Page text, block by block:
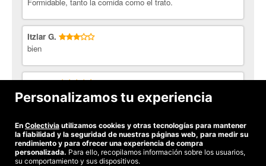
Formidable, tanto la comida como el trato.
Itziar G.
bien
Julio B.
el menu esta muy bien, la atencion es buena son muy
Ver todas las opiniones
Personalizamos tu experiencia
En Colectivia utilizamos cookies y otras tecnologías para mantener
la fiabilidad y la seguridad de nuestras páginas web, para medir su
rendimiento y para ofrecer una experiencia de compra
personalizada. Para ello, recopilamos información sobre los usuarios,
su comportamiento y sus dispositivos.